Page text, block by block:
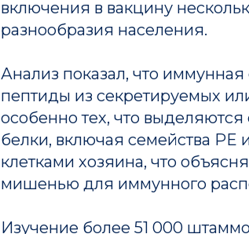
включения в вакцину
разнообразия населения.
Анализ показал, что
пептиды из секретируемых
особенно тех, что
белки, включая семейства PE
клетками хозяина, что
мишенью для иммунного
Изучение более 51 000